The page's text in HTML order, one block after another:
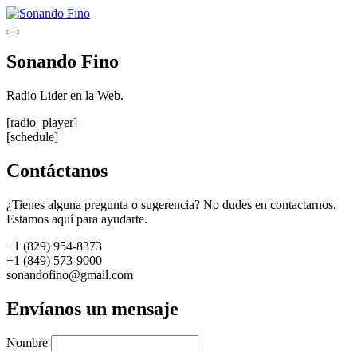
Saltar
al
Menú
Sonando Fino
Radio Lider en la Web.
[radio_player]
[schedule]
Contáctanos
¿Tienes alguna pregunta o sugerencia? No dudes en contactarnos.
Estamos aquí para ayudarte.
+1 (829) 954-8373
+1 (849) 573-9000
sonandofino@gmail.com
Envíanos un mensaje
Nombre